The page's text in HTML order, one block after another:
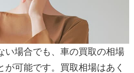
い場合でも、車の買取の相場
が可能です。買取相場はあく